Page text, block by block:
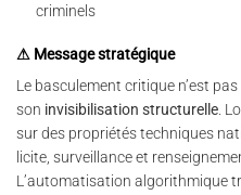
criminels
⚠ Message stratégique
Le basculement critique n’est
son invisibilisation structurelle.
sur des propriétés techniques
licite, surveillance et
L’automatisation algorithmique